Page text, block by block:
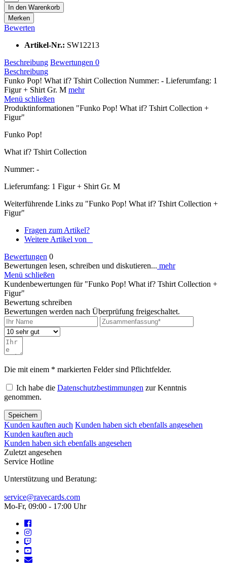
In den Warenkorb
Merken
Bewerten
Artikel-Nr.: SW12213
Beschreibung Bewertungen 0
Beschreibung
Funko Pop! What if? Tshirt Collection Nummer: - Lieferumfang: 1
Figur + Shirt Gr. M mehr
Menü schließen
Produktinformationen "Funko Pop! What if? Tshirt Collection +
Figur"
Funko Pop!
What if? Tshirt Collection
Nummer: -
Lieferumfang: 1 Figur + Shirt Gr. M
Weiterführende Links zu "Funko Pop! What if? Tshirt Collection +
Figur"
Fragen zum Artikel?
Weitere Artikel von _
Bewertungen 0
Bewertungen lesen, schreiben und diskutieren... mehr
Menü schließen
Kundenbewertungen für "Funko Pop! What if? Tshirt Collection +
Figur"
Bewertung schreiben
Bewertungen werden nach Überprüfung freigeschaltet.
Die mit einem * markierten Felder sind Pflichtfelder.
Ich habe die Datenschutzbestimmungen zur Kenntnis
genommen.
Speichern
Kunden kauften auch Kunden haben sich ebenfalls angesehen
Kunden kauften auch
Kunden haben sich ebenfalls angesehen
Zuletzt angesehen
Service Hotline
Unterstützung und Beratung:
service@ravecards.com
Mo-Fr, 09:00 - 17:00 Uhr